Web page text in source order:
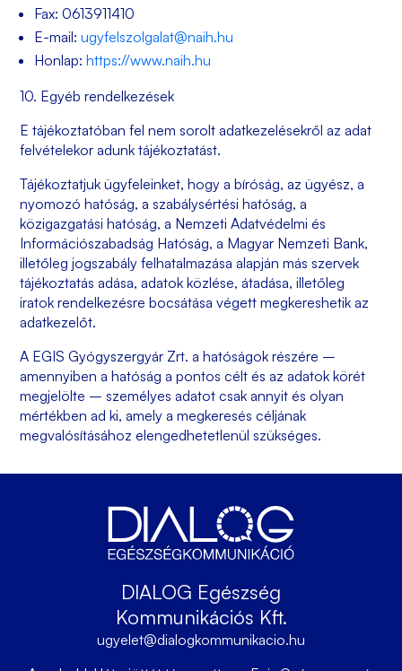
Fax: 0613911410
E-mail:ugyfelszolgalat@naih.hu
Honlap:https://www.naih.hu
10. Egyéb rendelkezések
E tájékoztatóban fel nem sorolt adatkezelésekről az adat
felvételekor adunk tájékoztatást.
Tájékoztatjuk ügyfeleinket, hogy a bíróság, az ügyész, a
nyomozó hatóság, a szabálysértési hatóság, a
közigazgatási hatóság, a Nemzeti Adatvédelmi és
Információszabadság Hatóság, a Magyar Nemzeti Bank,
illetőleg jogszabály felhatalmazása alapján más szervek
tájékoztatás adása, adatok közlése, átadása, illetőleg
iratok rendelkezésre bocsátása végett megkereshetik az
adatkezelőt.
A EGIS Gyógyszergyár Zrt. a hatóságok részére –
amennyiben a hatóság a pontos célt és az adatok körét
megjelölte – személyes adatot csak annyit és olyan
mértékben ad ki, amely a megkeresés céljának
megvalósításához elengedhetetlenül szükséges.
DIALOG Egészség
Kommunikációs Kft.
ugyelet@dialogkommunikacio.hu